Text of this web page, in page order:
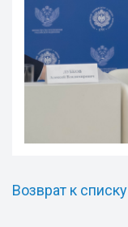
Возврат к списку